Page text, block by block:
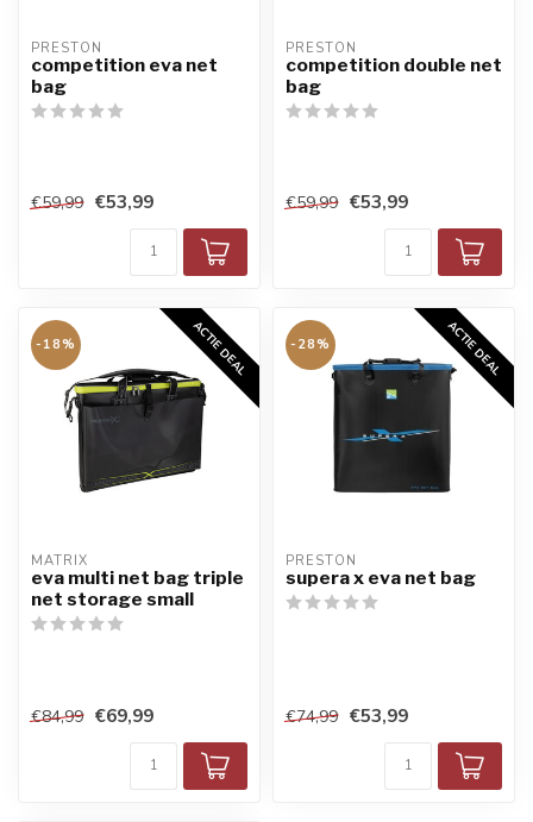
PRESTON
competition eva net
bag
€59,99 €53,99
PRESTON
competition double net
bag
€59,99 €53,99
ACTIE DEAL
-18%
MATRIX
eva multi net bag triple
net storage small
€84,99 €69,99
ACTIE DEAL
-28%
PRESTON
supera x eva net bag
€74,99 €53,99